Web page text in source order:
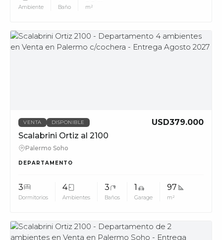
Ambiente Baño m²
MUV
VENTA DISPONIBLE
USD379.000
Scalabrini Ortiz al 2100
Palermo Soho
DEPARTAMENTO
3
Dormitorios
4
Ambientes
3
Baños
1
Garage
97
m²
MUV